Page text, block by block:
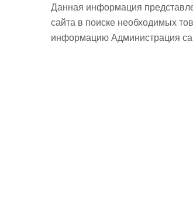
Данная информация
сайта в поиске необходимых
информацию Администрация